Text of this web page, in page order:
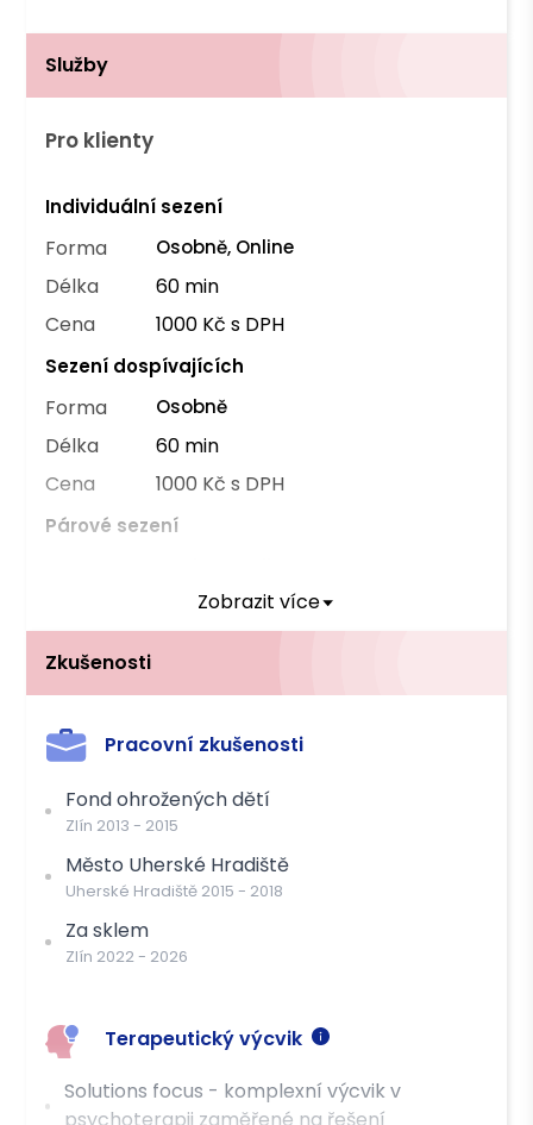
Služby
Pro klienty
Individuální sezení
Forma Osobně, Online
Délka
60 min
Cena
1000 Kč s DPH
Sezení dospívajících
Forma Osobně
Délka
60 min
Cena
1000 Kč s DPH
Párové sezení
60 min
Hotově
Zobrazit více
Zkušenosti
Pracovní zkušenosti
Fond ohrožených dětí
Zlín 2013 - 2015
Město Uherské Hradiště
Uherské Hradiště 2015 - 2018
Za sklem
Zlín 2022- 2026
Terapeutický výcvik
Solutions focus - komplexní výcvik v